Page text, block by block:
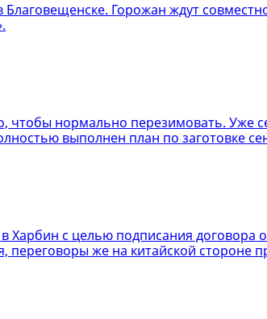
Благовещенске. Горожан ждут
чтобы нормально перезимовать. Уже
выполнен план по заготовке
Харбин с целью подписания договора
же на китайской стороне